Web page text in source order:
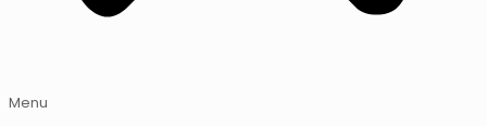
Menu